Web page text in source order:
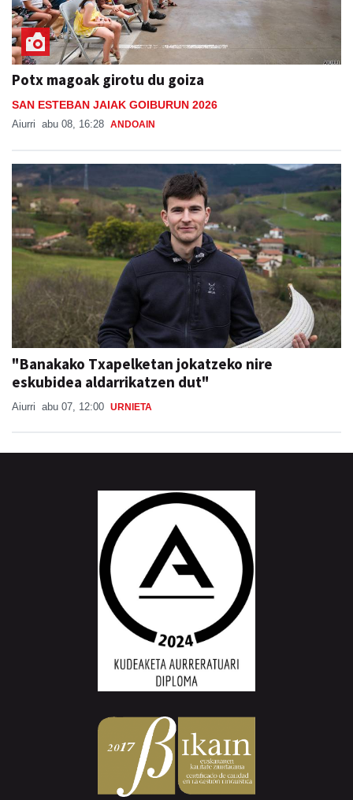
Potx magoak girotu du goiza
SAN ESTEBAN JAIAK GOIBURUN 2026
Aiurri abu 08, 16:28 ANDOAIN
"Banakako Txapelketan jokatzeko nire
eskubidea aldarrikatzen dut"
Aiurri abu 07, 12:00 URNIETA